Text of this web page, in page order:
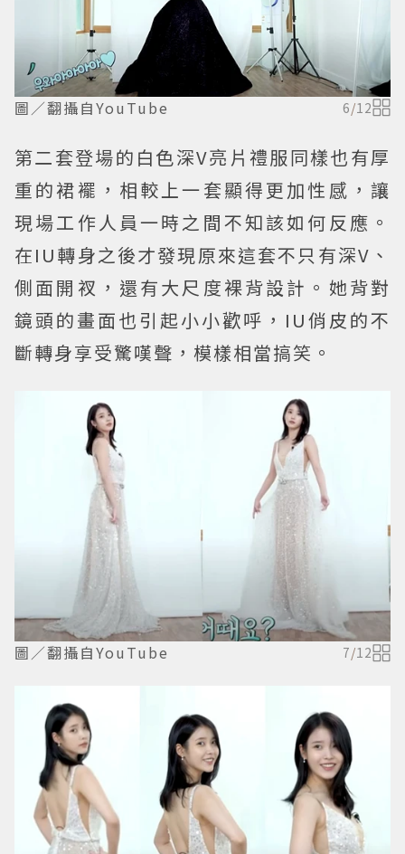
圖／翻攝自YouTube 6/12
第二套登場的白色深V亮片禮服同樣也有厚
重的裙襬，相較上一套顯得更加性感，讓
現場工作人員一時之間不知該如何反應。
在IU轉身之後才發現原來這套不只有深V、
側面開衩，還有大尺度裸背設計。她背對
鏡頭的畫面也引起小小歡呼，IU俏皮的不
斷轉身享受驚嘆聲，模樣相當搞笑。
圖／翻攝自YouTube 7/12